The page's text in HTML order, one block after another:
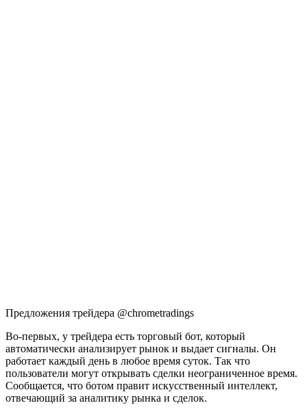
Предложения трейдера @chrometradings
Во-первых, у трейдера есть торговый бот, который
автоматически анализирует рынок и выдает сигналы. Он
работает каждый день в любое время суток. Так что
пользователи могут открывать сделки неограниченное время.
Сообщается, что ботом правит искусственный интеллект,
отвечающий за аналитику рынка и сделок.